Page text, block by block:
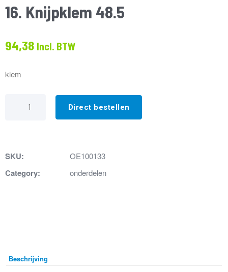
16. Knijpklem 48.5
94,38 Incl. BTW
klem
Knijpklem
Direct bestellen
SKU: OE100133
Category: onderdelen
Beschrijving